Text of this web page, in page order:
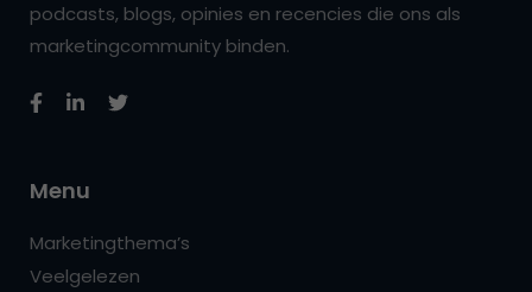
podcasts, blogs, opinies en recencies die ons als
marketingcommunity binden.
Menu
Marketingthema’s
Veelgelezen